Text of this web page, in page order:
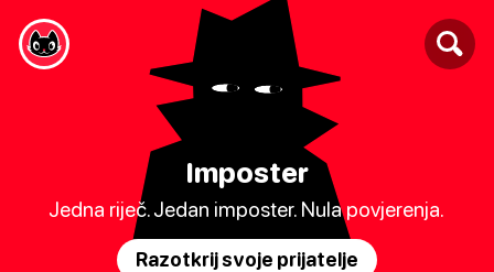
Imposter
Jedna riječ. Jedan imposter. Nula povjerenja.
Razotkrij svoje prijatelje